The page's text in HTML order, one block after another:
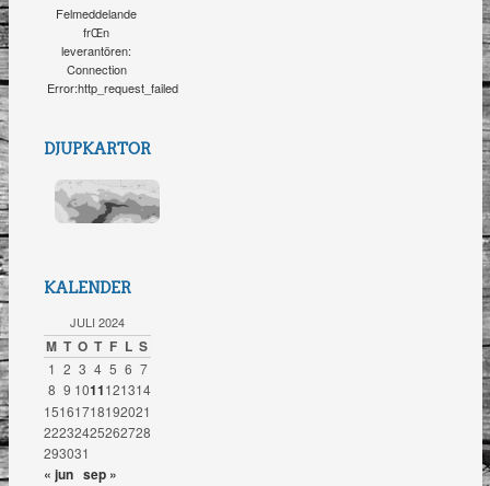
Felmeddelande
frŒn
leverantören:
Connection
Error:http_request_failed
DJUPKARTOR
KALENDER
JULI 2024
M T O T F L S
1 2 3 4 5 6 7
8 9 1011121314
15161718192021
22232425262728
293031
« jun sep »